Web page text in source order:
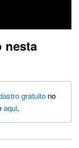
nesta
gratuito no
aqui.